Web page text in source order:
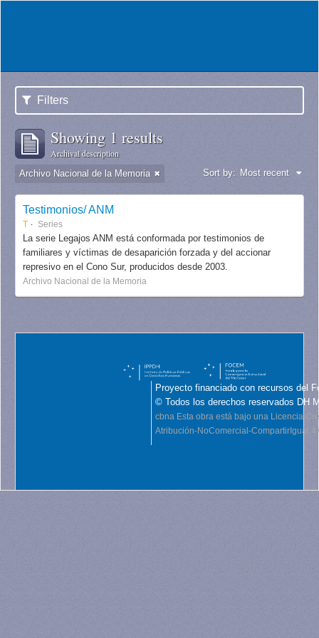
Filters
Showing 1 results
Archival description
Archivo Nacional de la Memoria Sort by: Most recent
Testimonios/ ANM
T Series
La serie Legajos ANM está conformada por testimonios de
familiares y víctimas de desaparición forzada y del accionar
represivo en el Cono Sur, producidos desde 2003.
Archivo Nacional de la Memoria
Proyecto financiado con recursos del
© Todos los derechos reservados DH
cbna Esta obra está bajo una Licencia
Atribución-NoComercial-CompartirIgual